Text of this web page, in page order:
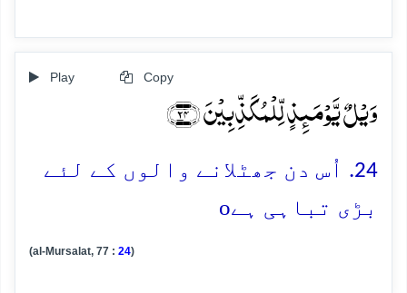
Play Copy
وَیۡلٌ یَّوۡمَئِذٍ لِّلۡمُکَذِّبِیۡنَ ﴿۲۴﴾
24. اُس دن جھٹلانے والوں کے لئے
بڑی تباہی ہےo
(al-Mursalat, 77 : 24)